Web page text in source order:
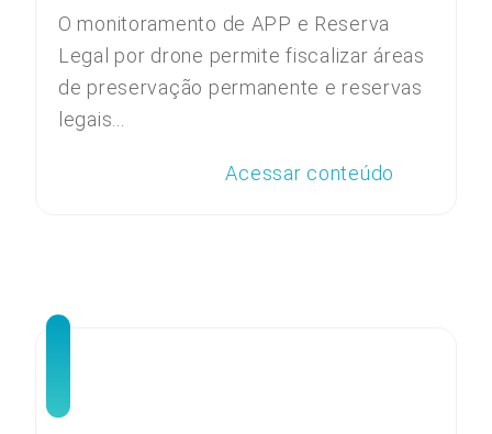
O monitoramento de APP e Reserva
Legal por drone permite fiscalizar áreas
de preservação permanente e reservas
legais...
Acessar conteúdo